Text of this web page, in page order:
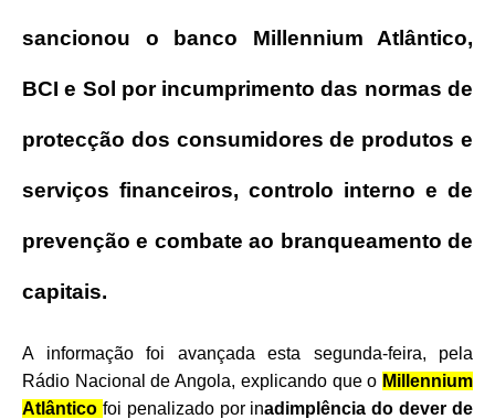
sancionou o banco Millennium Atlântico,
BCI e Sol por incumprimento das normas de
protecção dos consumidores de produtos e
serviços financeiros, controlo interno e de
prevenção e combate ao branqueamento de
capitais.
A informação foi avançada esta segunda-feira, pela
Rádio Nacional de Angola, explicando que o Millennium
Atlântico foi penalizado por inadimplência do dever de